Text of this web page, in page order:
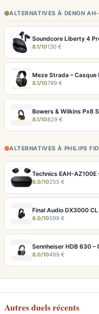
ALTERNATIVES À DENON
8.1/10130 €
8.1/10799 €
8.1/10829 €
ALTERNATIVES À PHILIPS
8.0/10255 €
8.0/10599 €
8.0/10499 €
Autres duels récents